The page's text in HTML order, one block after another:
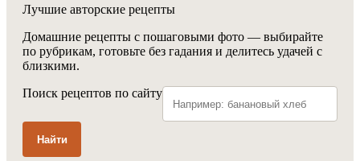
Лучшие авторские рецепты
Домашние рецепты с пошаговыми фото — выбирайте
по рубрикам, готовьте без гадания и делитесь удачей с
близкими.
Поиск рецептов по сайту
Найти